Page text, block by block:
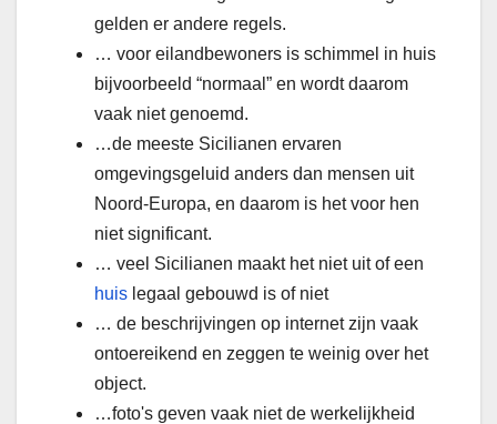
gelden er andere regels.
… voor eilandbewoners is schimmel in huis
bijvoorbeeld “normaal” en wordt daarom
vaak niet genoemd.
…de meeste Sicilianen ervaren
omgevingsgeluid anders dan mensen uit
Noord-Europa, en daarom is het voor hen
niet significant.
… veel Sicilianen maakt het niet uit of een
huis legaal gebouwd is of niet
… de beschrijvingen op internet zijn vaak
ontoereikend en zeggen te weinig over het
object.
…foto's geven vaak niet de werkelijkheid